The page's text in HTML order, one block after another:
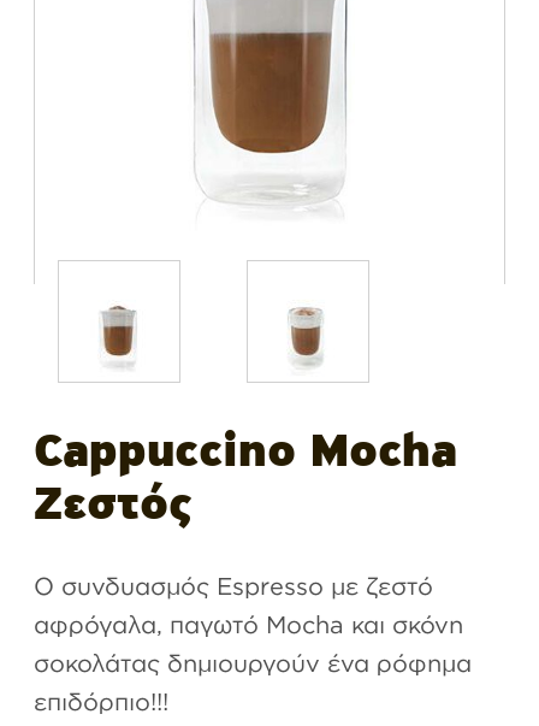
Cappuccino Mocha
Ζεστός
Ο συνδυασμός Espresso με ζεστό
αφρόγαλα, παγωτό Mocha και σκόνη
σοκολάτας δημιουργούν ένα ρόφημα
επιδόρπιο!!!